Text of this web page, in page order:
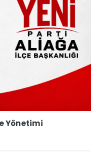
Yönetimi